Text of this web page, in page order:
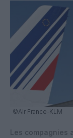
©Air France-KLM
Les compagnies